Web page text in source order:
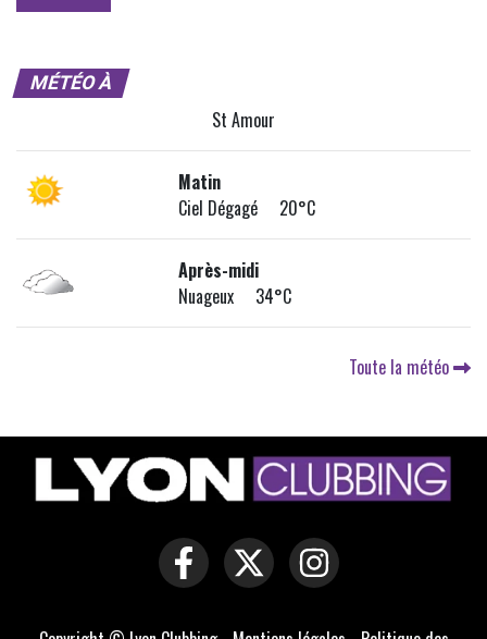
MÉTÉO À
St Amour
Matin
Ciel Dégagé 20°C
Après-midi
Nuageux 34°C
Toute la météo